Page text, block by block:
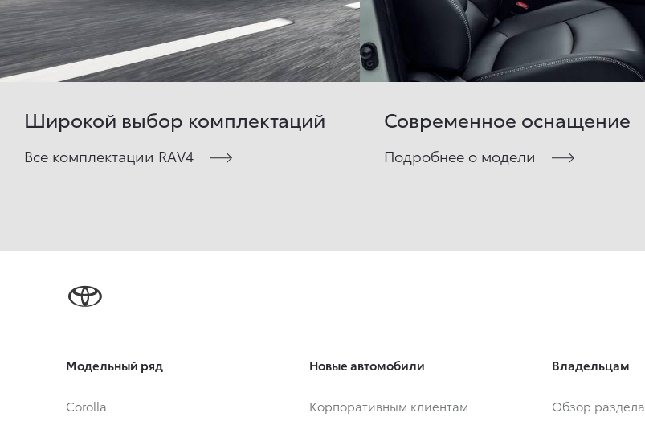
Широкой выбор комплектаций
Все комплектации RAV4
Современное оснащение
Подробнее о модели
Модельный ряд
Corolla
Новые автомобили
Корпоративным клиентам
Владельцам
Обзор раздела